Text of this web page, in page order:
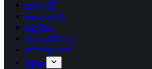
ఆంధ్రప్రదేశ్
తెలంగాణార్థం
సన్నివేశం
బొమ్మా బొరుసు
సాహిత్యం-శోభ
శీర్షికలు